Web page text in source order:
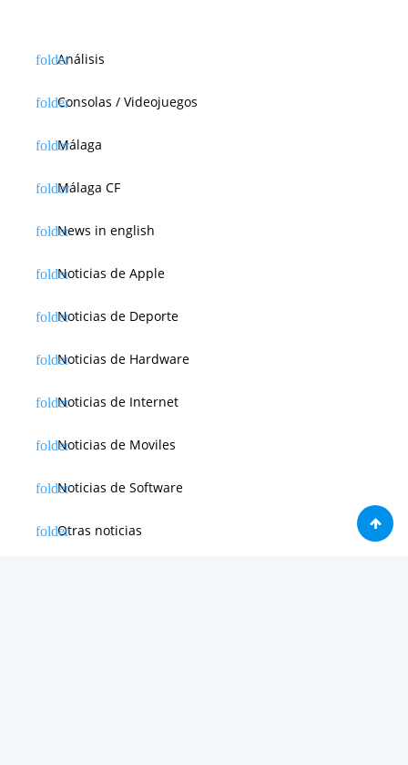
Análisis
Consolas / Videojuegos
Málaga
Málaga CF
News in english
Noticias de Apple
Noticias de Deporte
Noticias de Hardware
Noticias de Internet
Noticias de Moviles
Noticias de Software
Otras noticias